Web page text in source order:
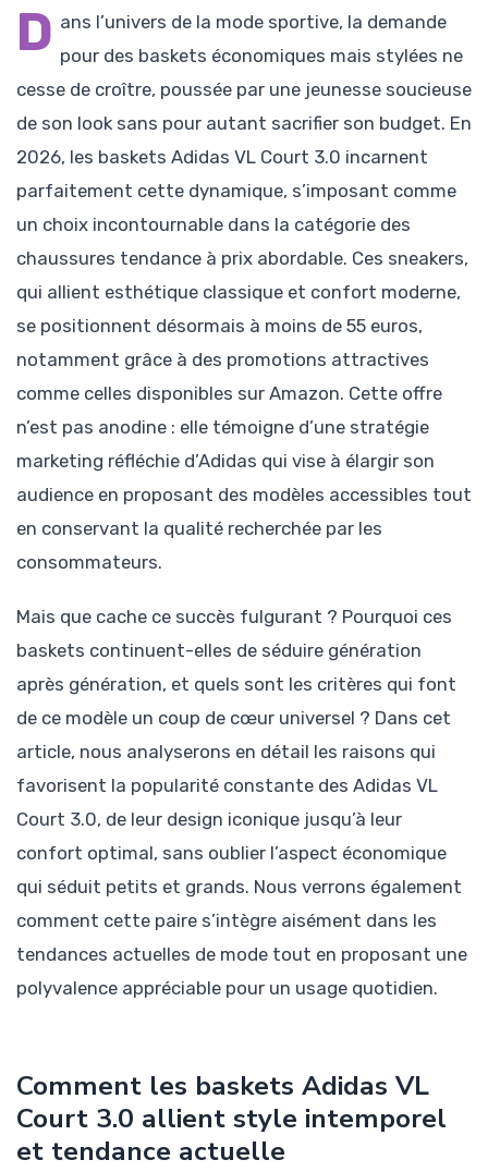
D ans l’univers de la mode sportive, la demande
pour des baskets économiques mais stylées ne
cesse de croître, poussée par une jeunesse soucieuse
de son look sans pour autant sacrifier son budget. En
2026, les baskets Adidas VL Court 3.0 incarnent
parfaitement cette dynamique, s’imposant comme
un choix incontournable dans la catégorie des
chaussures tendance à prix abordable. Ces sneakers,
qui allient esthétique classique et confort moderne,
se positionnent désormais à moins de 55 euros,
notamment grâce à des promotions attractives
comme celles disponibles sur Amazon. Cette offre
n’est pas anodine : elle témoigne d’une stratégie
marketing réfléchie d’Adidas qui vise à élargir son
audience en proposant des modèles accessibles tout
en conservant la qualité recherchée par les
consommateurs.
Mais que cache ce succès fulgurant ? Pourquoi ces
baskets continuent-elles de séduire génération
après génération, et quels sont les critères qui font
de ce modèle un coup de cœur universel ? Dans cet
article, nous analyserons en détail les raisons qui
favorisent la popularité constante des Adidas VL
Court 3.0, de leur design iconique jusqu’à leur
confort optimal, sans oublier l’aspect économique
qui séduit petits et grands. Nous verrons également
comment cette paire s’intègre aisément dans les
tendances actuelles de mode tout en proposant une
polyvalence appréciable pour un usage quotidien.
Comment les baskets Adidas VL
Court 3.0 allient style intemporel
et tendance actuelle